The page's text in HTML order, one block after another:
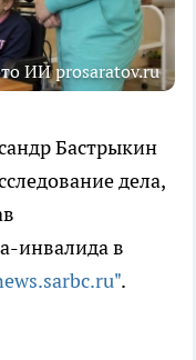
ИИ prosaratov.ru
Бастрыкин
дела,
инвалида в
.